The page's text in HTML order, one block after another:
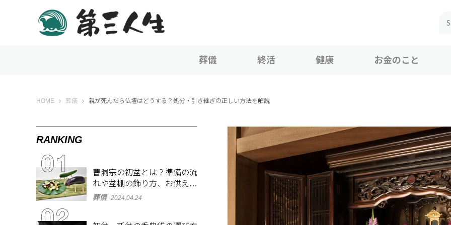
葬儀 終活 健康 お金のこと
HOME 第三人生 〜寄り道の歩き方〜
葬儀 親が死んだら仏壇はどうする？処分・引き継ぎの正しい方法を解説
RANKING
曹洞宗の初盆とは？準備の流
れや盆棚の飾り方、お供え物
を解説
葬儀 2024.04.24